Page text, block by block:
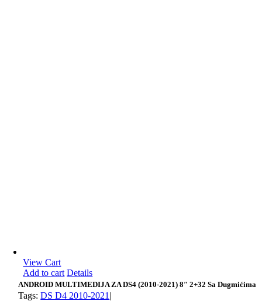
View Cart
Add to cart Details
ANDROID MULTIMEDIJA ZA DS4 (2010-2021) 8″ 2+32 Sa Dugmićima
Tags:DS D4 2010-2021 |